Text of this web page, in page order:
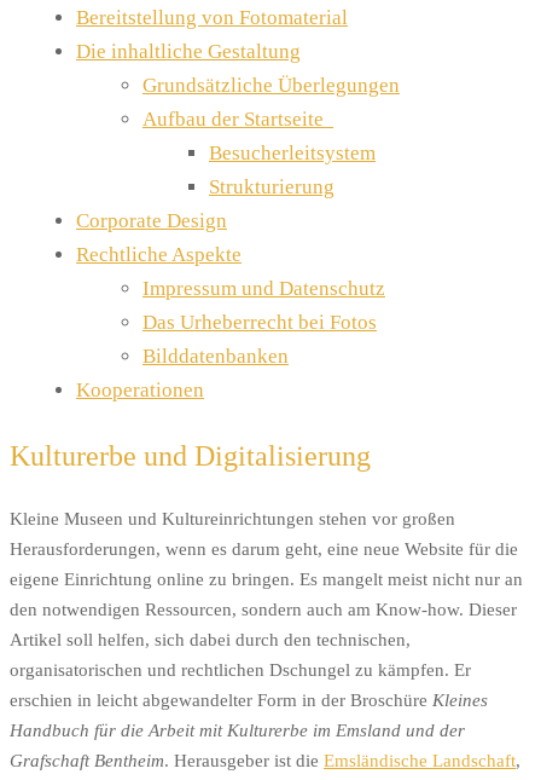
Bereitstellung von Fotomaterial
Die inhaltliche Gestaltung
Grundsätzliche Überlegungen
Aufbau der Startseite
Besucherleitsystem
Strukturierung
Corporate Design
Rechtliche Aspekte
Impressum und Datenschutz
Das Urheberrecht bei Fotos
Bilddatenbanken
Kooperationen
Kulturerbe und Digitalisierung
Kleine Museen und Kultureinrichtungen stehen vor großen
Herausforderungen, wenn es darum geht, eine neue Website für die
eigene Einrichtung online zu bringen. Es mangelt meist nicht nur an
den notwendigen Ressourcen, sondern auch am Know-how. Dieser
Artikel soll helfen, sich dabei durch den technischen,
organisatorischen und rechtlichen Dschungel zu kämpfen. Er
erschien in leicht abgewandelter Form in der Broschüre Kleines
Handbuch für die Arbeit mit Kulturerbe im Emsland und der
Grafschaft Bentheim. Herausgeber ist die Emsländische Landschaft,